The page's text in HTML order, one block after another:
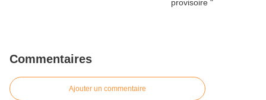
Commentaires
Ajouter un commentaire